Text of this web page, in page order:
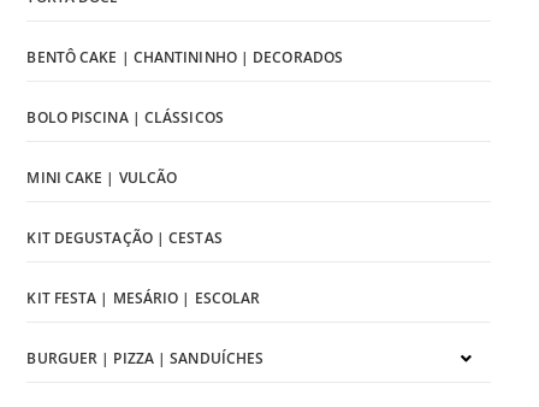
BENTÔ CAKE | CHANTININHO | DECORADOS
BOLO PISCINA | CLÁSSICOS
MINI CAKE | VULCÃO
KIT DEGUSTAÇÃO | CESTAS
KIT FESTA | MESÁRIO | ESCOLAR
BURGUER | PIZZA | SANDUÍCHES